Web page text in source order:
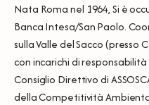
Nata Roma nel 1964, Si è
Banca Intesa/San Paolo.
sulla Valle del Sacco (presso
con incarichi di
Consiglio Direttivo di
della Competitività